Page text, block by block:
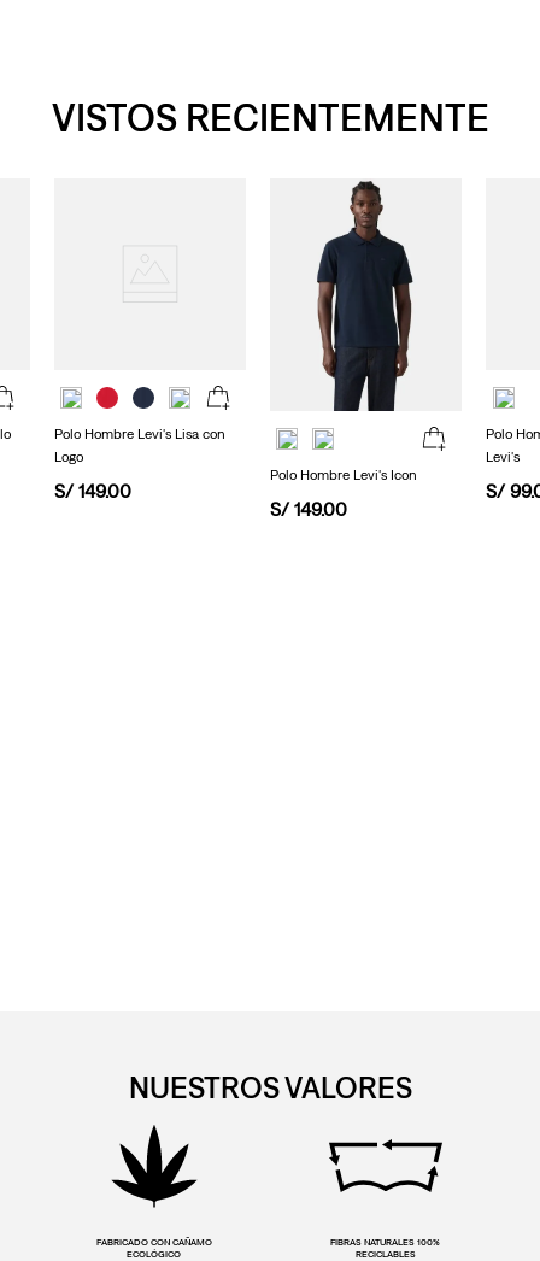
VISTOS RECIENTEMENTE
Polo Hombre Levi's Lisa con
Logo
S/ 149.00
Polo Hombre Levi's Icon
S/ 149.00
Polo
Levi's
S/ 99.
NUESTROS VALORES
FABRICADO CON CAÑAMO
ECOLÓGICO
FIBRAS NATURALES 100%
RECICLABLES